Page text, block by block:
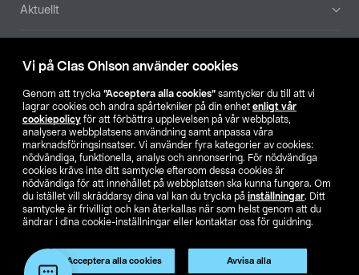
Vi på Clas Ohlson använder cookies
Genom att trycka ”Acceptera alla cookies” samtycker du till att vi
lagrar cookies och andra spårtekniker på din enhet enligt vår
cookiepolicy för att förbättra upplevelsen på vår webbplats,
analysera webbplatsens användning samt anpassa våra
marknadsföringsinsatser. Vi använder fyra kategorier av cookies:
nödvändiga, funktionella, analys och annonsering. För nödvändiga
cookies krävs inte ditt samtycke eftersom dessa cookies är
nödvändiga för att innehållet på webbplatsen ska kunna fungera. Om
du istället vill skräddarsy dina val kan du trycka på inställningar. Ditt
samtycke är frivilligt och kan återkallas när som helst genom att du
ändrar i dina cookie-inställningar eller kontaktar oss för guidning.
Acceptera alla cookies Avvisa alla
Produkten har utgått
Artikelnr: 51-1830
Aktuellt
Hitta butik
SE NO FI
Ändra till priser exklusive moms